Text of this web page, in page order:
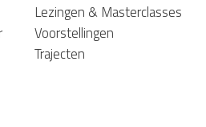
Lezingen & Masterclasses
Voorstellingen
Trajecten